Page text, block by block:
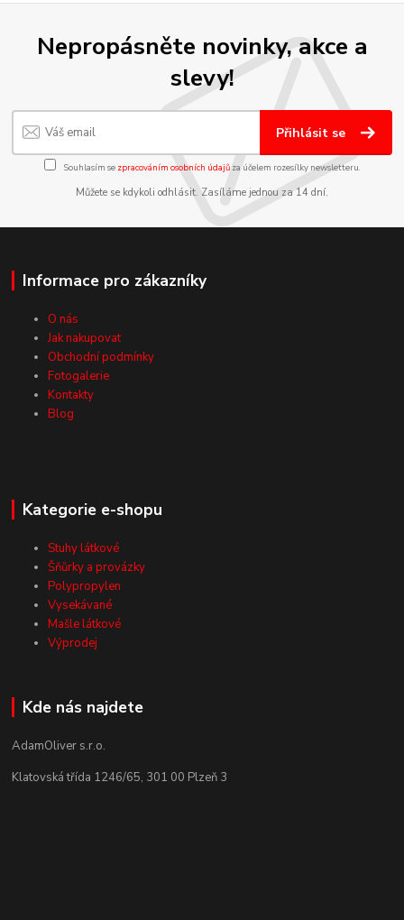
Nepropásněte novinky, akce a
slevy!
Přihlásit se
Souhlasím se zpracováním osobních údajůza účelem rozesílky newsletteru.
Můžete se kdykoli odhlásit. Zasíláme jednou za 14 dní.
Informace pro zákazníky
O nás
Jak nakupovat
Obchodní podmínky
Fotogalerie
Kontakty
Blog
Kategorie e-shopu
Stuhy látkové
Šňůrky a provázky
Polypropylen
Vysekávané
Mašle látkové
Výprodej
Kde nás najdete
AdamOliver s.r.o.
Klatovská třída 1246/65, 301 00 Plzeň 3